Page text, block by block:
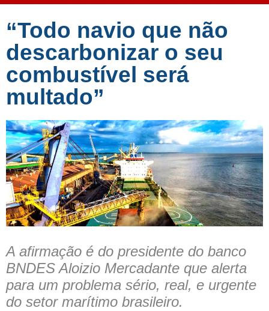
“Todo navio que não
descarbonizar o seu
combustível será
multado”
A afirmação é do presidente do banco
BNDES Aloizio Mercadante que alerta
para um problema sério, real, e urgente
do setor marítimo brasileiro.